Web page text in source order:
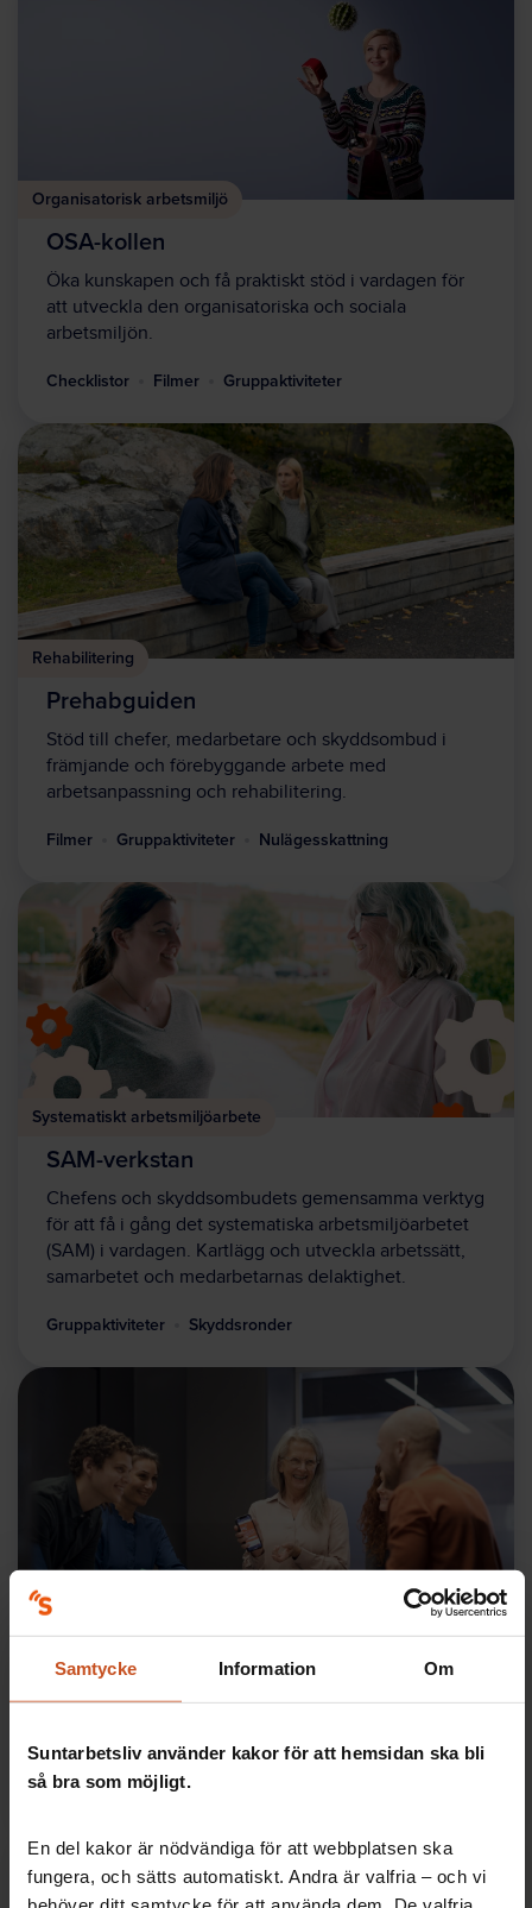
Samtycke Information Om
Suntarbetsliv använder kakor för att hemsidan ska bli
så bra som möjligt.
En del kakor är nödvändiga för att webbplatsen ska
fungera, och sätts automatiskt. Andra är valfria – och vi
Organisatorisk arbetsmiljö
OSA-kollen
Öka kunskapen och få praktiskt stöd i vardagen för
att utveckla den organisatoriska och sociala
arbetsmiljön.
Checklistor Filmer Gruppaktiviteter
Rehabilitering
Prehabguiden
Stöd till chefer, medarbetare och skyddsombud i
främjande och förebyggande arbete med
arbetsanpassning och rehabilitering.
Filmer Gruppaktiviteter Nulägesskattning
Systematiskt arbetsmiljöarbete
SAM-verkstan
Chefens och skyddsombudets gemensamma verktyg
för att få i gång det systematiska arbetsmiljöarbetet
(SAM) i vardagen. Kartlägg och utveckla arbetssätt,
samarbetet och medarbetarnas delaktighet.
Gruppaktiviteter Skyddsronder
Skyddsronder
Skyddsronder och checklistor
Checklistor, skyddsronder och mallar som underlättar
arbetsmiljöarbetet på arbetsplatsen och ger bra stöd
Checklistor Skyddsronder